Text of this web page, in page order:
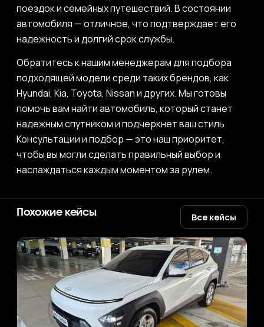
поездок и семейных путешествий. В состоянии
автомобиля — отличное, что подтверждает его
надежность и долгий срок службы.
Обратитесь к нашим менеджерам для подбора
подходящей модели среди таких брендов, как
Hyundai, Kia, Toyota, Nissan и других. Мы готовы
помочь вам найти автомобиль, который станет
надежным спутником и подчеркнет ваш стиль.
Консультации и подбор — это наш приоритет,
чтобы вы могли сделать правильный выбор и
наслаждаться каждым моментом за рулем.
Похожие кейсы Все кейсы